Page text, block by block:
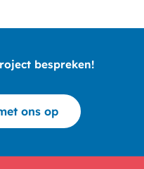
bespreken!
ons op